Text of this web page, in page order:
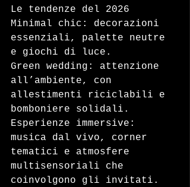
Le tendenze del 2026
Minimal chic: decorazioni
essenziali, palette neutre
e giochi di luce.
Green wedding: attenzione
all’ambiente, con
allestimenti riciclabili e
bomboniere solidali.
Esperienze immersive:
musica dal vivo, corner
tematici e atmosfere
multisensoriali che
coinvolgono gli invitati.